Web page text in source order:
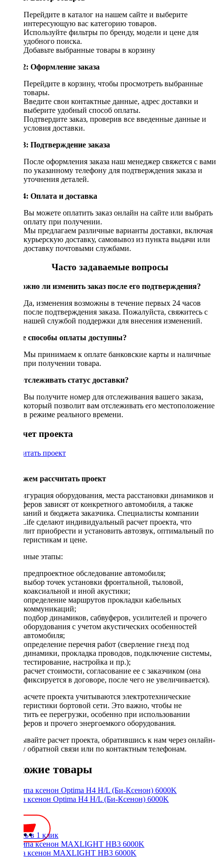
Перейдите в каталог на нашем сайте и выберите
интересующую вас категорию товаров.
Используйте фильтры по бренду, модели и цене для
удобного поиска.
Добавьте выбранные товары в корзину
Шаг 2: Оформление заказа
Перейдите в корзину, чтобы просмотреть выбранные
товары.
Введите свои контактные данные, адрес доставки и
выберите удобный способ оплаты.
Подтвердите заказ, проверив все введенные данные и
условия доставки.
Шаг 3: Подтверждение заказа
После оформления заказа наш менеджер свяжется с вами
по указанному телефону для подтверждения заказа и
уточнения деталей.
Шаг 4: Оплата и доставка
Вы можете оплатить заказ онлайн на сайте или выбрать
оплату при получении.
Мы предлагаем различные варианты доставки, включая
курьерскую доставку, самовывоз из пункта выдачи или
доставку почтовыми службами.
Часто задаваемые вопросы
Возможно ли изменить заказ после его подтверждения?
Да, изменения возможны в течение первых 24 часов
после подтверждения заказа. Пожалуйста, свяжитесь с
нашей службой поддержки для внесения изменений.
Какие способы оплаты доступны?
Мы принимаем к оплате банковские карты и наличные
при получении товара.
Как отслеживать статус доставки?
Вы получите номер для отслеживания вашего заказа,
который позволит вам отслеживать его местоположение
в режиме реального времени.
Рассчет проекта
Рассчитать проект
Поможем рассчитать проект
Конфигурация оборудования, места расстановки динамиков и
сабвуферов зависят от конкретного автомобиля, а также
пожеланий и бюджета заказчика. Специалисты компании
DriveLife сделают индивидуальный расчет проекта, что
позволит приобрести и установить автозвук, оптимальный по
характеристикам и цене.
Основные этапы:
предпроектное обследование автомобиля;
выбор точек установки фронтальной, тыловой,
коаксиальной и иной акустики;
определение маршрутов прокладки кабельных
коммуникаций;
подбор динамиков, сабвуферов, усилителей и прочего
оборудования с учетом акустических особенностей
автомобиля;
определение перечня работ (сверление гнезд под
динамики, прокладка проводов, подключение системы,
тестирование, настройка и пр.);
расчет стоимости, согласование ее с заказчиком (она
фиксируется в договоре, после чего не увеличивается).
При расчете проекта учитываются электротехнические
характеристики бортовой сети. Это важно, чтобы не
допустить ее перегрузки, особенно при использовании
сабвуферов и прочего энергоемкого оборудования.
Заказывайте расчет проекта, обратившись к нам через онлайн-
форму обратной связи или по контактным телефонам.
Похожие товары
Лампа ксенон Optima H4 H/L (Би-Ксенон) 6000K
Купить в 1 клик
Лампа ксенон MAXLIGHT HB3 6000K